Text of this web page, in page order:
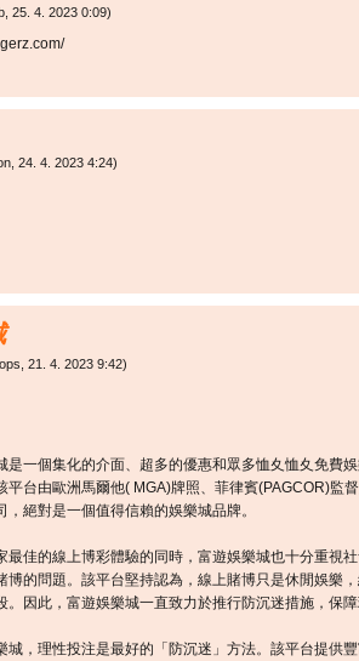
25. 4. 2023 0:09)
24. 4. 2023 4:24)
21. 4. 2023 9:42)
是一個集化的介面、超多的優惠和眾多恤夊恤夊免費
平台由歐洲馬爾他( MGA)牌照、菲律賓(PAGCOR)監
，絕對是一個值得信賴的娛樂城品牌。
最佳的線上博彩體驗的同時，富遊娛樂城也十分重視
博的問題。該平台堅持認為，線上賭博只是休閒娛樂
。因此，富遊娛樂城一直致力於推行防沉迷措施，保障
城，理性投注是最好的「防沉迷」方法。該平台提供豐